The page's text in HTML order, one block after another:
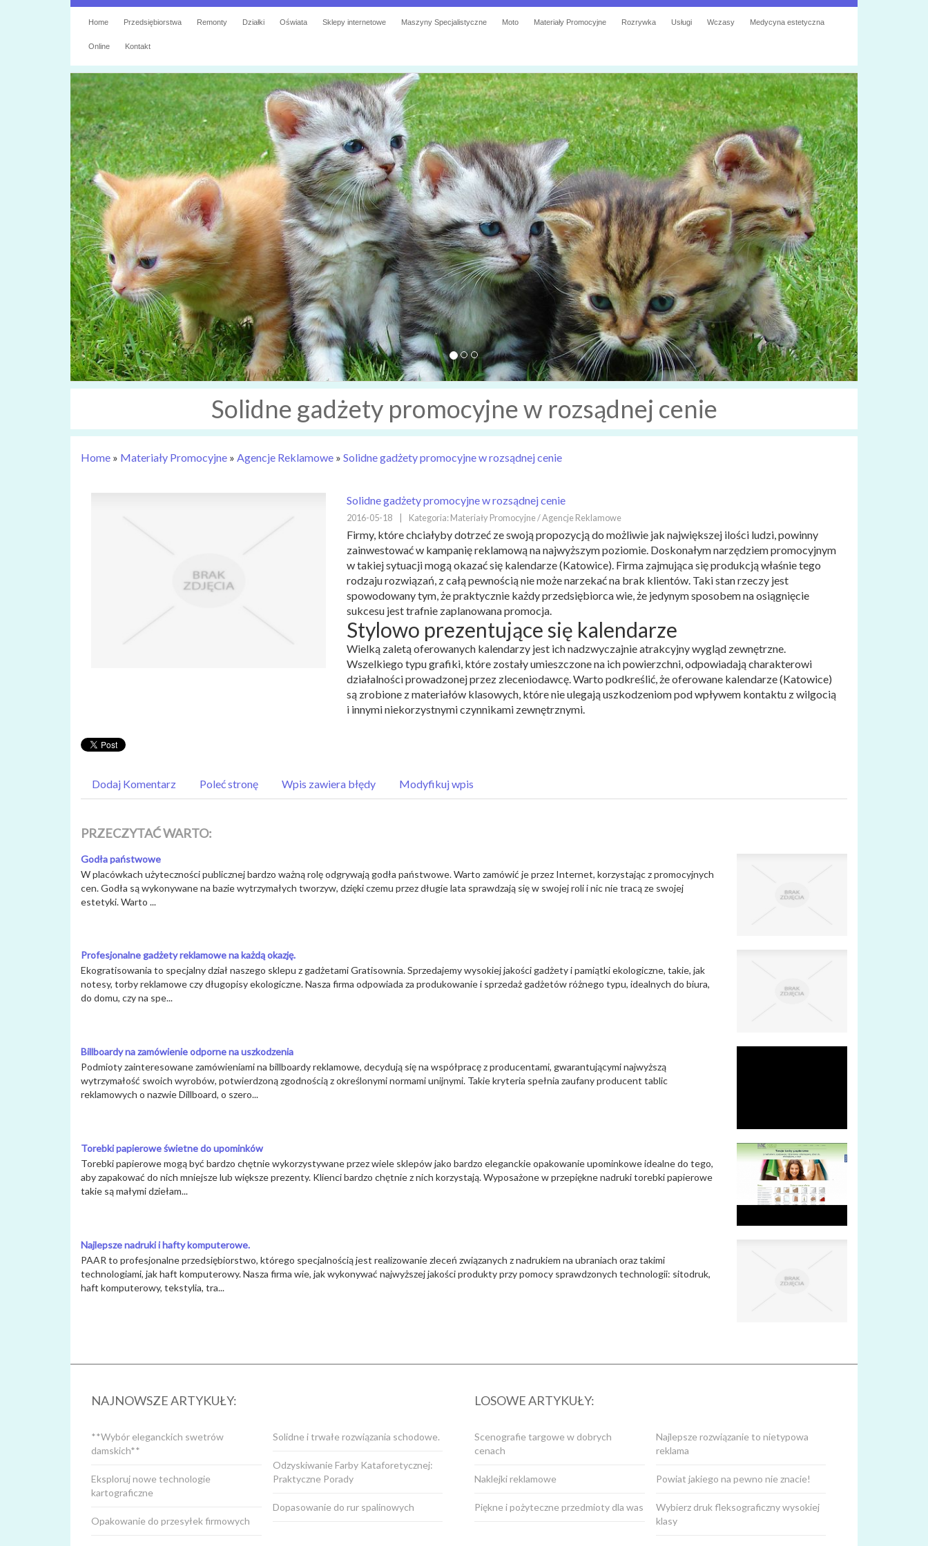
Home Przedsiębiorstwa Remonty Działki Oświata Sklepy internetowe Maszyny Specjalistyczne Moto Materiały Promocyjne Rozrywka Usługi Wczasy Medycyna estetyczna
Online Kontakt
Solidne gadżety promocyjne w rozsądnej cenie
Home » Materiały Promocyjne » Agencje Reklamowe » Solidne gadżety promocyjne w rozsądnej cenie
Solidne gadżety promocyjne w rozsądnej cenie
2016-05-18 | Kategoria: Materiały Promocyjne / Agencje Reklamowe
Firmy, które chciałyby dotrzeć ze swoją propozycją do możliwie jak największej ilości ludzi, powinny
zainwestować w kampanię reklamową na najwyższym poziomie. Doskonałym narzędziem promocyjnym
w takiej sytuacji mogą okazać się kalendarze (Katowice). Firma zajmująca się produkcją właśnie tego
rodzaju rozwiązań, z całą pewnością nie może narzekać na brak klientów. Taki stan rzeczy jest
spowodowany tym, że praktycznie każdy przedsiębiorca wie, że jedynym sposobem na osiągnięcie
sukcesu jest trafnie zaplanowana promocja.
Stylowo prezentujące się kalendarze
Wielką zaletą oferowanych kalendarzy jest ich nadzwyczajnie atrakcyjny wygląd zewnętrzne.
Wszelkiego typu grafiki, które zostały umieszczone na ich powierzchni, odpowiadają charakterowi
działalności prowadzonej przez zleceniodawcę. Warto podkreślić, że oferowane kalendarze (Katowice)
są zrobione z materiałów klasowych, które nie ulegają uszkodzeniom pod wpływem kontaktu z wilgocią
i innymi niekorzystnymi czynnikami zewnętrznymi.
Dodaj Komentarz Poleć stronę Wpis zawiera błędy Modyfikuj wpis
PRZECZYTAĆ WARTO:
Godła państwowe
W placówkach użyteczności publicznej bardzo ważną rolę odgrywają godła państwowe. Warto zamówić je przez Internet, korzystając z promocyjnych
cen. Godła są wykonywane na bazie wytrzymałych tworzyw, dzięki czemu przez długie lata sprawdzają się w swojej roli i nic nie tracą ze swojej
estetyki. Warto ...
Profesjonalne gadżety reklamowe na każdą okazję.
Ekogratisowania to specjalny dział naszego sklepu z gadżetami Gratisownia. Sprzedajemy wysokiej jakości gadżety i pamiątki ekologiczne, takie, jak
notesy, torby reklamowe czy długopisy ekologiczne. Nasza firma odpowiada za produkowanie i sprzedaż gadżetów różnego typu, idealnych do biura,
do domu, czy na spe...
Billboardy na zamówienie odporne na uszkodzenia
Podmioty zainteresowane zamówieniami na billboardy reklamowe, decydują się na współpracę z producentami, gwarantującymi najwyższą
wytrzymałość swoich wyrobów, potwierdzoną zgodnością z określonymi normami unijnymi. Takie kryteria spełnia zaufany producent tablic
reklamowych o nazwie Dillboard, o szero...
Torebki papierowe świetne do upominków
Torebki papierowe mogą być bardzo chętnie wykorzystywane przez wiele sklepów jako bardzo eleganckie opakowanie upominkowe idealne do tego,
aby zapakować do nich mniejsze lub większe prezenty. Klienci bardzo chętnie z nich korzystają. Wyposażone w przepiękne nadruki torebki papierowe
takie są małymi dziełam...
Najlepsze nadruki i hafty komputerowe.
PAAR to profesjonalne przedsiębiorstwo, którego specjalnością jest realizowanie zleceń związanych z nadrukiem na ubraniach oraz takimi
technologiami, jak haft komputerowy. Nasza firma wie, jak wykonywać najwyższej jakości produkty przy pomocy sprawdzonych technologii: sitodruk,
haft komputerowy, tekstylia, tra...
NAJNOWSZE ARTYKUŁY:
Solidne i trwałe rozwiązania schodowe.
**Wybór eleganckich swetrów
damskich**
Odzyskiwanie Farby Kataforetycznej:
Praktyczne Porady
Eksploruj nowe technologie
kartograficzne
Dopasowanie do rur spalinowych
Opakowanie do przesyłek firmowych
LOSOWE ARTYKUŁY:
Najlepsze rozwiązanie to nietypowa
reklama
Scenografie targowe w dobrych
cenach
Powiat jakiego na pewno nie znacie!
Naklejki reklamowe
Wybierz druk fleksograficzny wysokiej
klasy
Piękne i pożyteczne przedmioty dla was